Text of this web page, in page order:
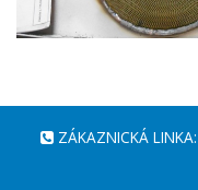
ZÁKAZNICKÁ